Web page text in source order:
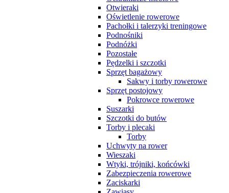
Otwieraki
Oświetlenie rowerowe
Pachołki i talerzyki treningowe
Podnośniki
Podnóżki
Pozostałe
Pędzelki i szczotki
Sprzęt bagażowy
Sakwy i torby rowerowe
Sprzęt postojowy
Pokrowce rowerowe
Suszarki
Szczotki do butów
Torby i plecaki
Torby
Uchwyty na rower
Wieszaki
Wtyki, trójniki, końcówki
Zabezpieczenia rowerowe
Zaciskarki